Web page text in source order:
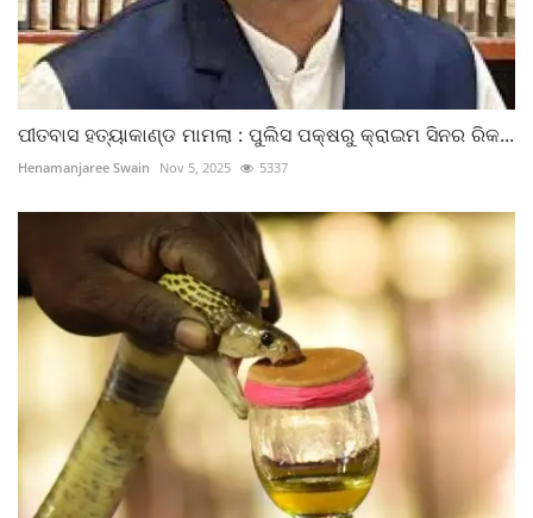
ପୀତବାସ ହତ୍ୟାକାଣ୍ଡ ମାମଲା : ପୁଲିସ ପକ୍ଷରୁ କ୍ରାଇମ ସିନର ରିକ...
Henamanjaree Swain Nov 5, 2025 5337